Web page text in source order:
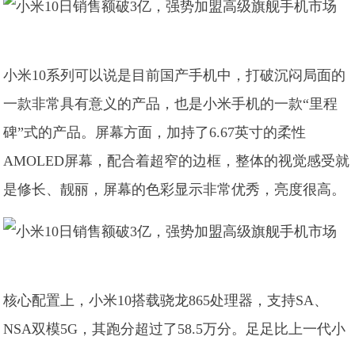
小米10系列可以说是目前国产手机中，打破沉闷局面的
一款非常具有意义的产品，也是小米手机的一款“里程
碑”式的产品。屏幕方面，加持了6.67英寸的柔性
AMOLED屏幕，配合着超窄的边框，整体的视觉感受就
是修长、靓丽，屏幕的色彩显示非常优秀，亮度很高。
核心配置上，小米10搭载骁龙865处理器，支持SA、
NSA双模5G，其跑分超过了58.5万分。足足比上一代小